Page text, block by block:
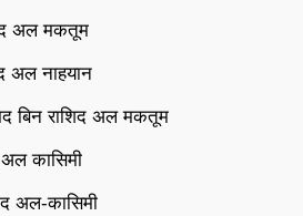
अल मकतूम
अल नाहयान
बिन राशिद अल मकतूम
कासिमी
अल-कासिमी